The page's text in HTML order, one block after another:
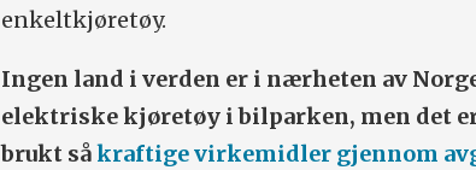
enkeltkjøretøy.
Ingen land i verden er i nærheten av
elektriske kjøretøy i bilparken, men det
brukt såkraftige virkemidler gjennom